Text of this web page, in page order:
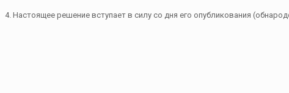
4. Настоящее решение вступает в силу со дня его опубликования